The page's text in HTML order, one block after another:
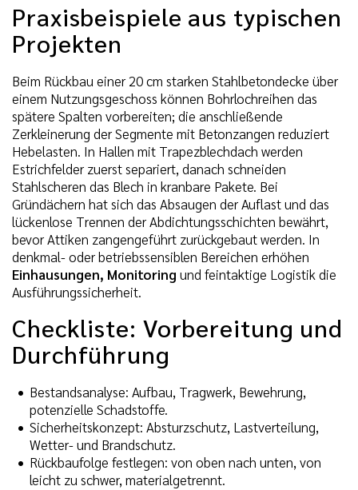
Praxisbeispiele aus typischen
Projekten
Beim Rückbau einer 20 cm starken Stahlbetondecke über
einem Nutzungsgeschoss können Bohrlochreihen das
spätere Spalten vorbereiten; die anschließende
Zerkleinerung der Segmente mit Betonzangen reduziert
Hebelasten. In Hallen mit Trapezblechdach werden
Estrichfelder zuerst separiert, danach schneiden
Stahlscheren das Blech in kranbare Pakete. Bei
Gründächern hat sich das Absaugen der Auflast und das
lückenlose Trennen der Abdichtungsschichten bewährt,
bevor Attiken zangengeführt zurückgebaut werden. In
denkmal- oder betriebssensiblen Bereichen erhöhen
Einhausungen, Monitoring und feintaktige Logistik die
Ausführungssicherheit.
Checkliste: Vorbereitung und
Durchführung
Bestandsanalyse: Aufbau, Tragwerk, Bewehrung,
potenzielle Schadstoffe.
Sicherheitskonzept: Absturzschutz, Lastverteilung,
Wetter- und Brandschutz.
Rückbaufolge festlegen: von oben nach unten, von
leicht zu schwer, materialgetrennt.